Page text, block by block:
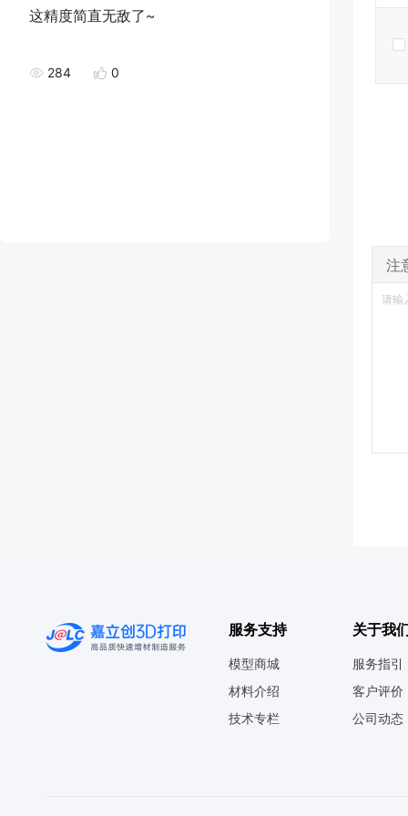
这精度简直无敌了~
284 0
注
服务支持
模型商城
材料介绍
技术专栏
关于我
服务指引
客户评价
公司动态